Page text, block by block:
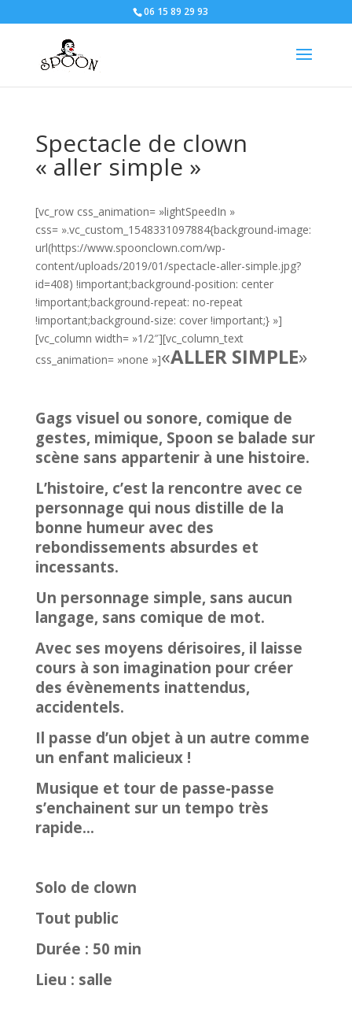
06 15 89 29 93
Spectacle de clown
« aller simple »
[vc_row css_animation= »lightSpeedIn »
css= ».vc_custom_1548331097884{background-image:
url(https://www.spoonclown.com/wp-
content/uploads/2019/01/spectacle-aller-simple.jpg?
id=408) !important;background-position: center
!important;background-repeat: no-repeat
!important;background-size: cover !important;} »]
[vc_column width= »1/2″][vc_column_text
css_animation= »none »]«ALLER SIMPLE»
Gags visuel ou sonore, comique de
gestes, mimique, Spoon se balade sur
scène sans appartenir à une histoire.
L’histoire, c’est la rencontre avec ce
personnage qui nous distille de la
bonne humeur avec des
rebondissements absurdes et
incessants.
Un personnage simple, sans aucun
langage, sans comique de mot.
Avec ses moyens dérisoires, il laisse
cours à son imagination pour créer
des évènements inattendus,
accidentels.
Il passe d’un objet à un autre comme
un enfant malicieux !
Musique et tour de passe-passe
s’enchainent sur un tempo très
rapide…
Solo de clown
Tout public
Durée : 50 min
Lieu : salle